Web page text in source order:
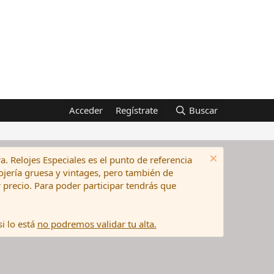
Acceder Regístrate Buscar
Relojes Especiales es el punto de referencia
gruesa y vintages, pero también de
Para poder participar tendrás que
lo está no podremos validar tu alta.